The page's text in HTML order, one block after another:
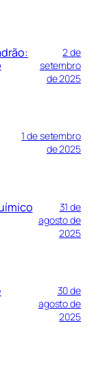
2 de
setembro
de 2025
1 de setembro
de 2025
31 de
agosto de
2025
30 de
agosto de
2025